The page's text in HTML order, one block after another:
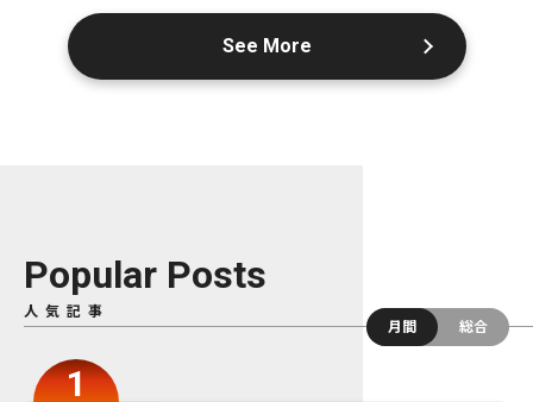
See More
Popular Posts
人気記事
月間
総合